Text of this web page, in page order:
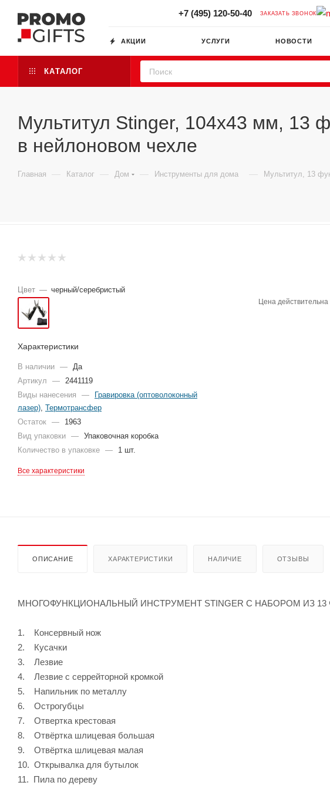
+7 (495) 120-50-40 ЗАКАЗАТЬ ЗВОНОК
АКЦИИ УСЛУГИ НОВОСТИ
КАТАЛОГ
Мультитул Stinger, 104x43 мм, 13
в нейлоновом чехле
Главная — Каталог — Дом — Инструменты для дома — Мультитул, 13
Цена
Цвет — черный/серебристый
Характеристики
В наличии —
Да
Артикул
—
2441119
Виды нанесения
—
Гравировка (оптоволоконный
лазер) Термотрансфер
Остаток —
1963
Вид упаковки — Упаковочная коробка
Количество в упаковке — 1 шт.
Все характеристики
ОПИСАНИЕ ХАРАКТЕРИСТИКИ НАЛИЧИЕ ОТЗЫВЫ
МНОГОФУНКЦИОНАЛЬНЫЙ ИНСТРУМЕНТ STINGER С НАБОРОМ ИЗ 13
1. Консервный нож
2. Кусачки
3. Лезвие
4. Лезвие с серрейторной кромкой
5. Напильник по металлу
6. Острогубцы
7. Отвертка крестовая
8. Отвёртка шлицевая большая
9. Отвёртка шлицевая малая
10. Открывалка для бутылок
11. Пила по дереву